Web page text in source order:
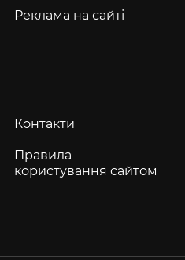
Реклама на сайті
Контакти
Правила
користування сайтом